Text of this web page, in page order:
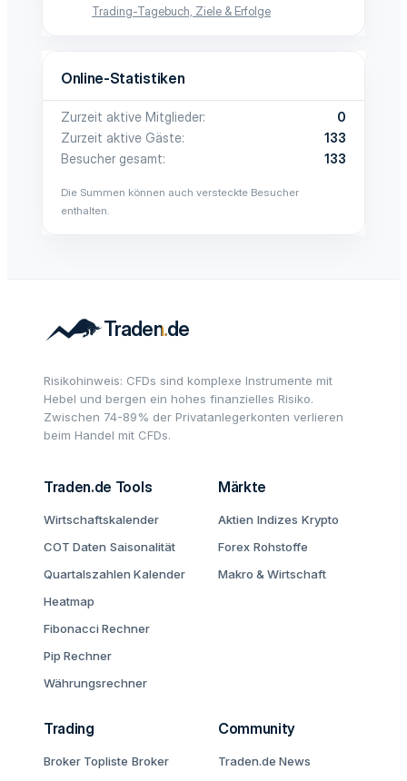
Trading-Tagebuch, Ziele & Erfolge
Online-Statistiken
Zurzeit aktive Mitglieder
0
Zurzeit aktive Gäste
133
Besucher gesamt
133
Die Summen können auch versteckte Besucher
enthalten.
Risikohinweis: CFDs sind komplexe Instrumente mit
Hebel und bergen ein hohes finanzielles Risiko.
Zwischen 74-89% der Privatanlegerkonten verlieren
beim Handel mit CFDs.
Traden.de Tools
Wirtschaftskalender
COT Daten Saisonalität
Quartalszahlen Kalender
Heatmap
Fibonacci Rechner
Pip Rechner
Währungsrechner
Märkte
Aktien Indizes Krypto
Forex Rohstoffe
Makro & Wirtschaft
Trading
Broker Topliste Broker
Community
Traden.de News